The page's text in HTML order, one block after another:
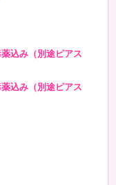
込み（別途ピアス
込み（別途ピアス